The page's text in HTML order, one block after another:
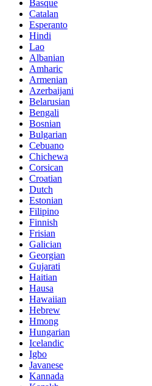
Basque
Catalan
Esperanto
Hindi
Lao
Albanian
Amharic
Armenian
Azerbaijani
Belarusian
Bengali
Bosnian
Bulgarian
Cebuano
Chichewa
Corsican
Croatian
Dutch
Estonian
Filipino
Finnish
Frisian
Galician
Georgian
Gujarati
Haitian
Hausa
Hawaiian
Hebrew
Hmong
Hungarian
Icelandic
Igbo
Javanese
Kannada